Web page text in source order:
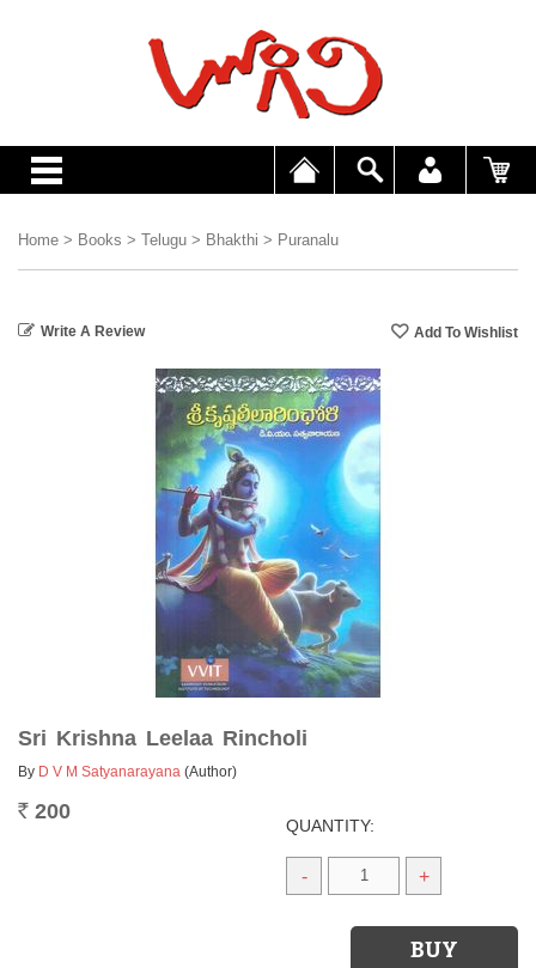
Home > Books > Telugu > Bhakthi > Puranalu
Write A Review
Sri Krishna Leelaa Rincholi
By D V M Satyanarayana (Author)
Rs. 200
QUANTITY:
- +